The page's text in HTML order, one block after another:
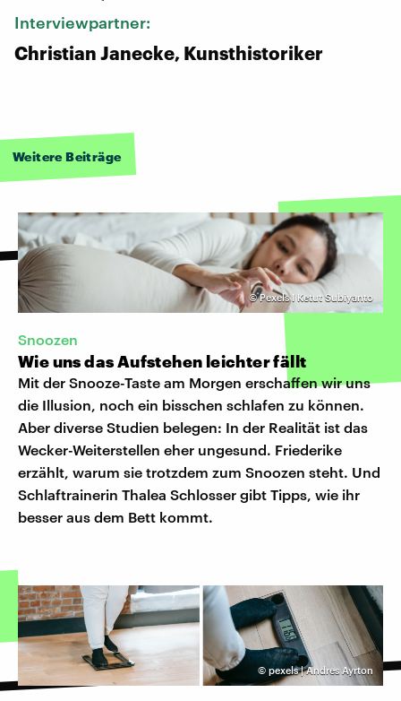
Interviewpartner:
Christian Janecke, Kunsthistoriker
Weitere Beiträge
©Pexels I Ketut Subiyanto
Snoozen
Wie uns das Aufstehen leichter fällt
Mit der Snooze-Taste am Morgen erschaffen wir uns
die Illusion, noch ein bisschen schlafen zu können.
Aber diverse Studien belegen: In der Realität ist das
Wecker-Weiterstellen eher ungesund. Friederike
erzählt, warum sie trotzdem zum Snoozen steht. Und
Schlaftrainerin Thalea Schlosser gibt Tipps, wie ihr
besser aus dem Bett kommt.
© pexels | Andres Ayrton